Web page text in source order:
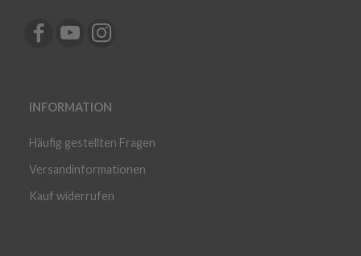
INFORMATION
Häufig gestellten Fragen
Versandinformationen
Kauf widerrufen